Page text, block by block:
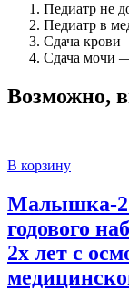
Педиатр не
Педиатр в
Сдача крови
Сдача мочи
Возможно,
В корзину
Малышка-2
годового
2х лет с